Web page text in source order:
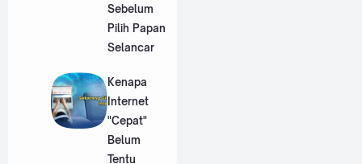
Sebelum
Pilih Papan
Selancar
Kenapa
Internet
"Cepat"
Belum
Tentu